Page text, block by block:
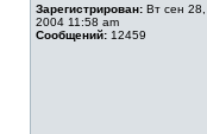
Зарегистрирован: Вт сен 28,
2004 11:58 am
Сообщений: 12459